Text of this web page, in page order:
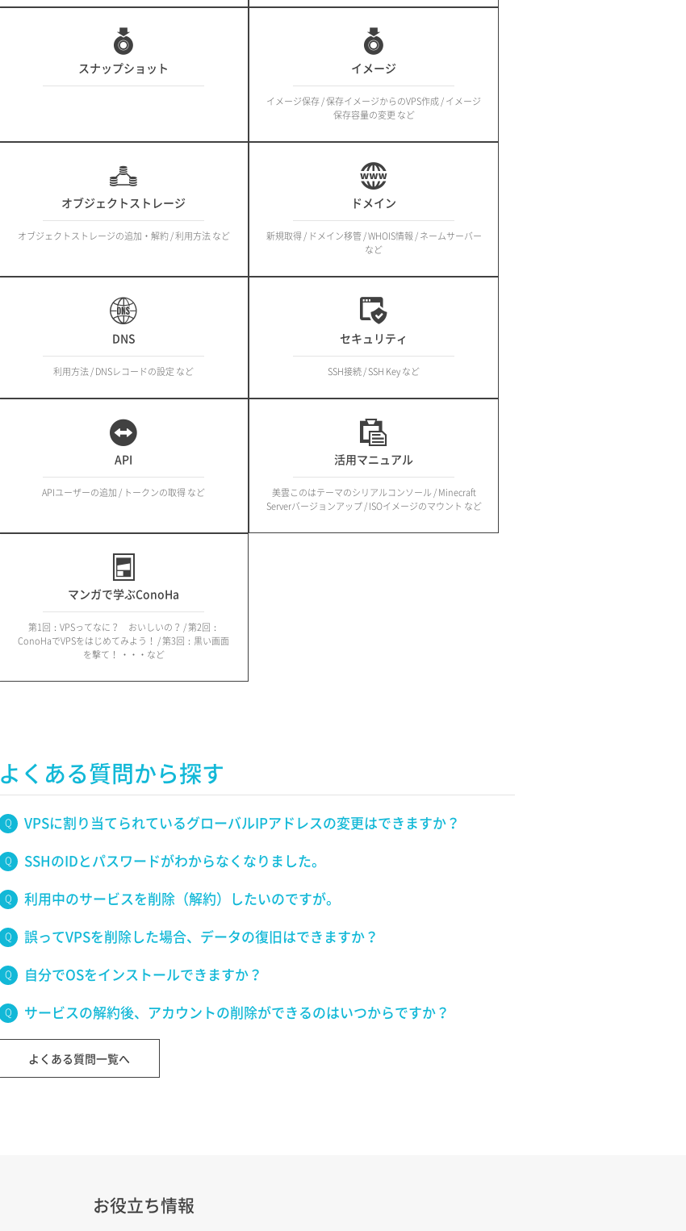
スナップショット イメージ
イメージ保存 / 保存イメージからのVPS作成 / イメージ
保存容量の変更 など
オブジェクトストレージ
オブジェクトストレージの追加・解約 / 利用方法 など
ドメイン
新規取得 / ドメイン移管 / WHOIS情報 / ネームサーバー
など
DNS
利用方法 / DNSレコードの設定 など
セキュリティ
SSH接続 / SSH Key など
API
APIユーザーの追加 / トークンの取得 など
活用マニュアル
美雲このはテーマのシリアルコンソール / Minecraft
Serverバージョンアップ / ISOイメージのマウント など
マンガで学ぶConoHa
第1回：VPSってなに？ おいしいの？ / 第2回：
ConoHaでVPSをはじめてみよう！ / 第3回：黒い画面
を撃て！ ・・・など
よくある質問から探す
VPSに割り当てられているグローバルIPアドレスの変更はできますか？
SSHのIDとパスワードがわからなくなりました。
利用中のサービスを削除（解約）したいのですが。
誤ってVPSを削除した場合、データの復旧はできますか？
自分でOSをインストールできますか？
サービスの解約後、アカウントの削除ができるのはいつからですか？
よくある質問一覧へ
お役立ち情報